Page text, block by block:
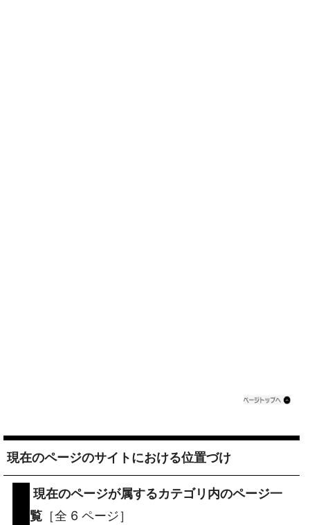
現在のページのサイトにおける位置づけ
現在のページが属するカテゴリ内のページ一
覧 ［全 6 ページ］